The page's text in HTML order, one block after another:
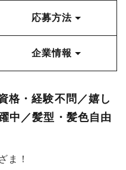
応募方法
企業情報
格・経験不問／嬉し
中／髪型・髪色自由
ま！